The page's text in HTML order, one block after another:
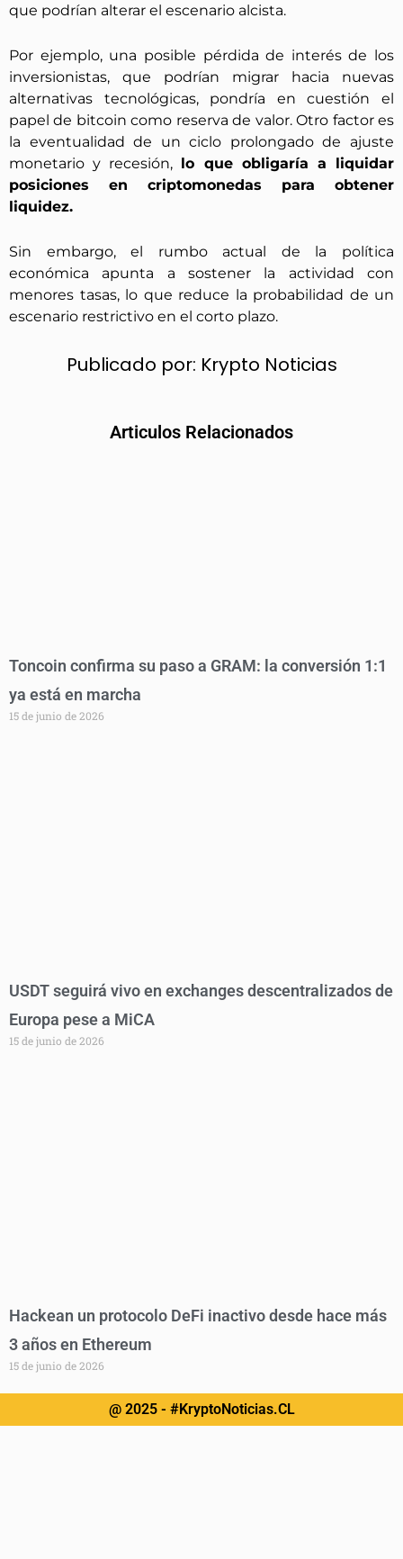
que podrían alterar el escenario alcista.
Por ejemplo, una posible pérdida de interés de los
inversionistas, que podrían migrar hacia nuevas
alternativas tecnológicas, pondría en cuestión el
papel de bitcoin como reserva de valor. Otro factor es
la eventualidad de un ciclo prolongado de ajuste
monetario y recesión, lo que obligaría a liquidar
posiciones en criptomonedas para obtener
liquidez.
Sin embargo, el rumbo actual de la política
económica apunta a sostener la actividad con
menores tasas, lo que reduce la probabilidad de un
escenario restrictivo en el corto plazo.
Publicado por: Krypto Noticias
Articulos Relacionados
Toncoin confirma su paso a GRAM: la conversión 1:1
ya está en marcha
15 de junio de 2026
USDT seguirá vivo en exchanges descentralizados de
Europa pese a MiCA
15 de junio de 2026
Hackean un protocolo DeFi inactivo desde hace más
3 años en Ethereum
15 de junio de 2026
@ 2025 - #KryptoNoticias.CL